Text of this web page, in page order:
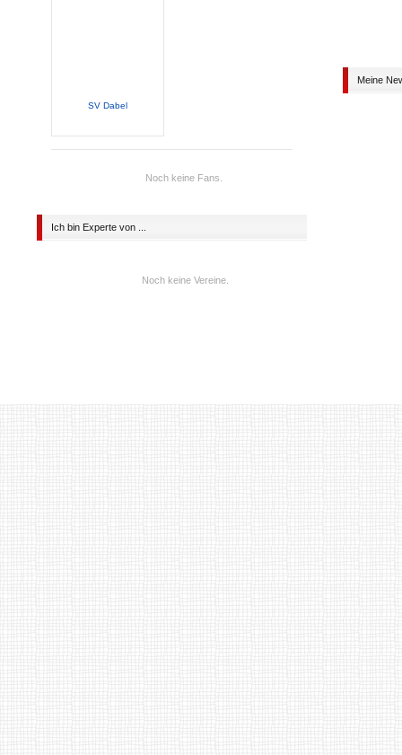
SV Dabel
Noch keine Fans.
Ich bin Experte von ...
Noch keine Vereine.
Meine